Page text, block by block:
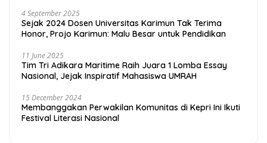
4 September 2025
Sejak 2024 Dosen Universitas Karimun Tak Terima
Honor, Projo Karimun: Malu Besar untuk Pendidikan
11 June 2025
Tim Tri Adikara Maritime Raih Juara 1 Lomba Essay
Nasional, Jejak Inspiratif Mahasiswa UMRAH
15 December 2024
Membanggakan Perwakilan Komunitas di Kepri Ini Ikuti
Festival Literasi Nasional